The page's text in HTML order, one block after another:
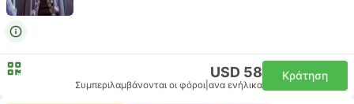
USD 58
Συμπεριλαμβάνονται οι φόροι ανα ενήλικα
Κράτηση